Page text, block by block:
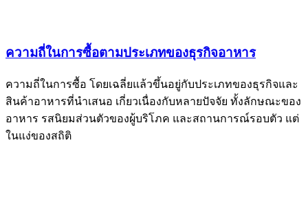
ความถี่ในการซื้อตามประเภทของธุรกิจอาหาร
ความถี่ในการซื้อ โดยเฉลี่ยแล้วขึ้นอยู่กับประเภทของธุรกิจและ
สินค้าอาหารที่นำเสนอ เกี่ยวเนื่องกับหลายปัจจัย ทั้งลักษณะของ
อาหาร รสนิยมส่วนตัวของผู้บริโภค และสถานการณ์รอบตัว แต่
ในแง่ของสถิติ